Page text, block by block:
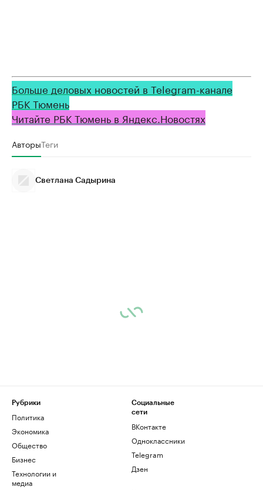
Больше деловых новостей в Telegram-канале
РБК Тюмень
Читайте РБК Тюмень в Яндекс.Новостях
АвторыТеги
Светлана Садырина
Рубрики
Политика
Экономика
Общество
Бизнес
Технологии и
медиа
Социальные
сети
ВКонтакте
Одноклассники
Telegram
Дзен